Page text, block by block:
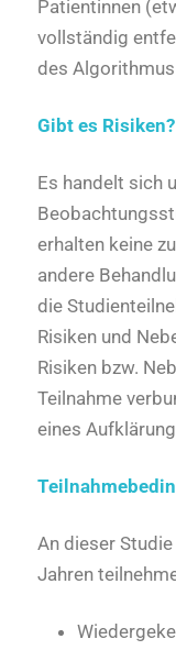
Patientinnen
vollständig
des
Gibt es Risiken?
Es handelt sich
erhalten keine
andere
die
Risiken und
Risiken bzw.
Teilnahme
eines
An dieser
Jahren